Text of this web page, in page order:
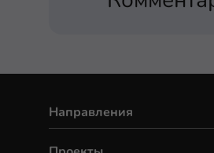
Направления